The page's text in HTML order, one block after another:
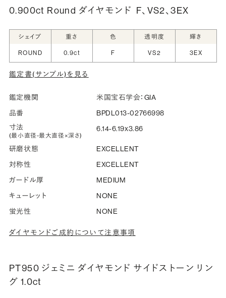
シークレットストーン：指輪の内側に留める宝石のこ
と
指輪の内側に、誕生石やピンクダイヤモンドなど、お好みの
宝石を選んでセッティングすることができます。ショッピング
詳しく見る
0.900ct Round ダイヤモンド F、VS2、3EX
シェイプ 重さ 色 透明度 輝き
ROUND 0.9ct F VS2 3EX
鑑定書(サンプル)を見る
鑑定機関
米国宝石学会：GIA
品番
BPDL013-02766998
寸法
(最小直径-最大直径×深さ)
6.14-6.19x3.86
研磨状態
EXCELLENT
対称性
EXCELLENT
ガードル厚
MEDIUM
キューレット
NONE
蛍光性
NONE
ダイヤモンドご成約について注意事項
PT950 ジェミニ ダイヤモンド サイドストーン リン
グ 1.0ct